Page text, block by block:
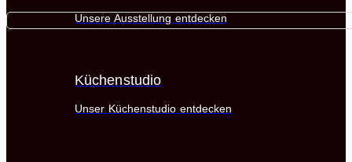
Unsere Ausstellung entdecken
Küchenstudio
Unser Küchenstudio entdecken